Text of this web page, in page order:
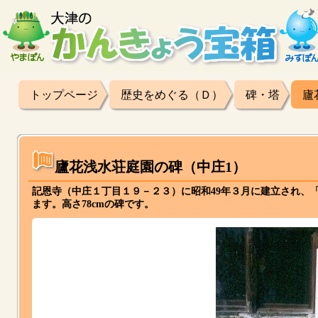
トップページ 歴史をめぐる（Ｄ） 碑・塔 廬
廬花浅水荘庭園の碑（中庄1）
記恩寺（中庄１丁目１９－２３）に昭和49年３月に建立され
ます。高さ78cmの碑です。